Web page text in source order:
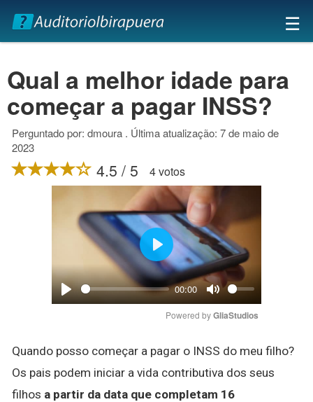
×
☰
Qual a melhor idade para
começar a pagar INSS?
Perguntado por: dmoura . Última atualização: 7 de maio de
2023
4.5 / 5 4 votos
Play
00:00
Mute
Play
Powered by GliaStudios
Quando posso começar a pagar o INSS do meu filho?
Os pais podem iniciar a vida contributiva dos seus
filhos a partir da data que completam 16